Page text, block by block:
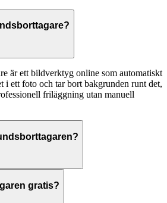
är ett bildverktyg online som automatiskt
i ett foto och tar bort bakgrunden runt det,
friläggning utan manuell
gratis?